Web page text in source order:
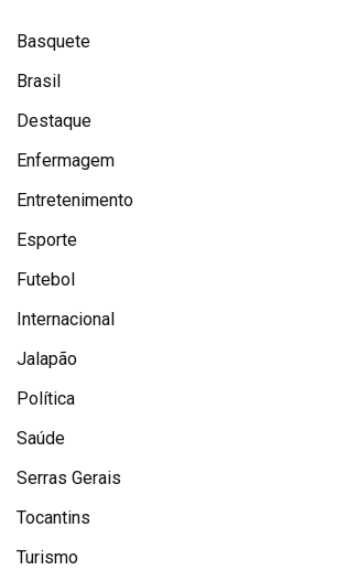
Basquete
Brasil
Destaque
Enfermagem
Entretenimento
Esporte
Futebol
Internacional
Jalapão
Política
Saúde
Serras Gerais
Tocantins
Turismo